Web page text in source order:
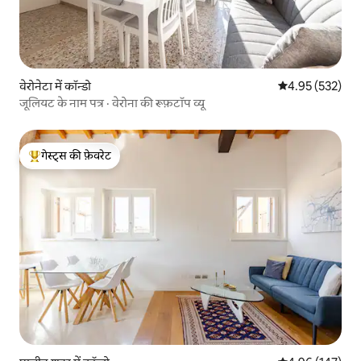
वेरोनेटा में कॉन्डो औसत रेटिंग 5 में से
4.95 (532)
जूलियट के नाम पत्र · वेरोना की रूफ़टॉप व्यू
गेस्ट्स का टॉप फ़ेवरेट
गेस्ट्स की फ़ेवरेट